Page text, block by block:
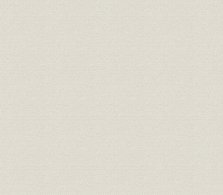
2. カード工場と製品保証部門
第7節 確立期の経営
1. 人事と組織・管理
2. 急成長と増資
第4章 システム/360の登場と情報革命(昭和39年~昭和44年)
第1節 日本経済の大型化と情報産業の発展
1. コンピューター産業の急成長
2. 国産メーカー育成策と国産メーカーの動向
第2節 日本アイ・ビー・エムの経営発展